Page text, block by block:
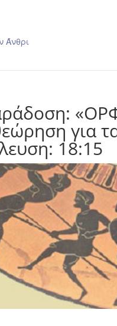
για
18:15